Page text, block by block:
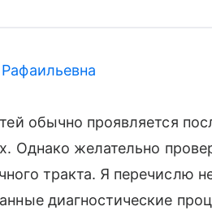
обычно проявляется
Однако желательно
тракта. Я перечислю
диагностические